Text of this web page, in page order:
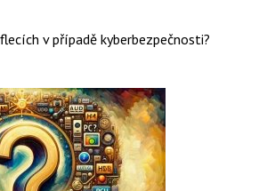
v případě kyberbezpečnosti?